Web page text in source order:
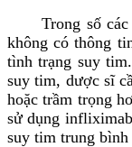
Trong số các
không có thông
tình trạng suy
suy tim, dược sĩ
hoặc trầm trọng
sử dụng
suy tim trung bình